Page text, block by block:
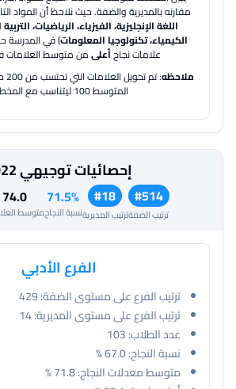
مقارنه بالمديرية والضفة.حيث نلاحظ أن المواد
اللغة الإنجليزية، الفيزياء، الرياضيات، التربية
الكيمياء، تكنولوجيا المعلومات) في
علامات نجاحأعلىمن متوسط العلامات
ملاحظه
المتوسط 100 ليتناسب مع المخطط.
إحصائيات توجيهي 2022
#514
ترتيب الضفة
#18
ترتيب المديرية
71.5%
نسبة النجاح
74.0
متوسط
الفرع الأدبي
ترتيب الفرع على مستوى الضفة:429
ترتيب الفرع على مستوى المديرية:14
عدد الطلاب:103
نسبة النجاح:67.0 %
متوسط معدلات النجاح:71.8 %